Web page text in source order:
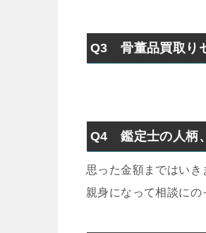
Q3 骨董品買取り
Q4 鑑定士の人柄
思った金額まではいき
親身になって相談にの